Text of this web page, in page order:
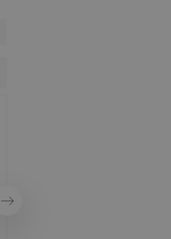
Próximo